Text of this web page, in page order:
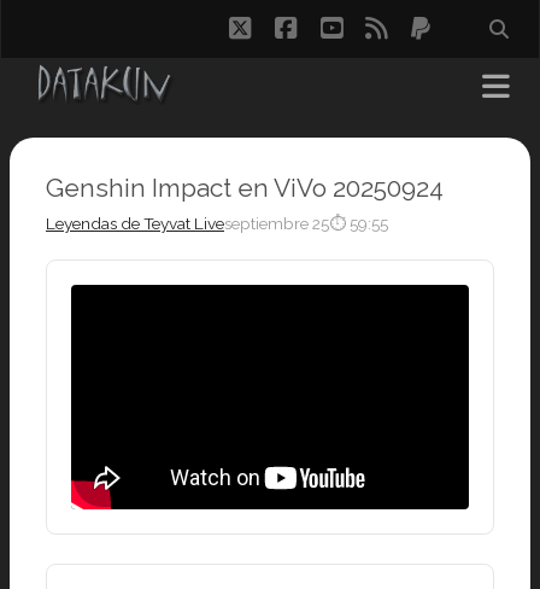
twitterfacebook
youtube
rss paypal
Genshin Impact en ViVo 20250924
Leyendas de Teyvat Liveseptiembre 25⏱ 59:55